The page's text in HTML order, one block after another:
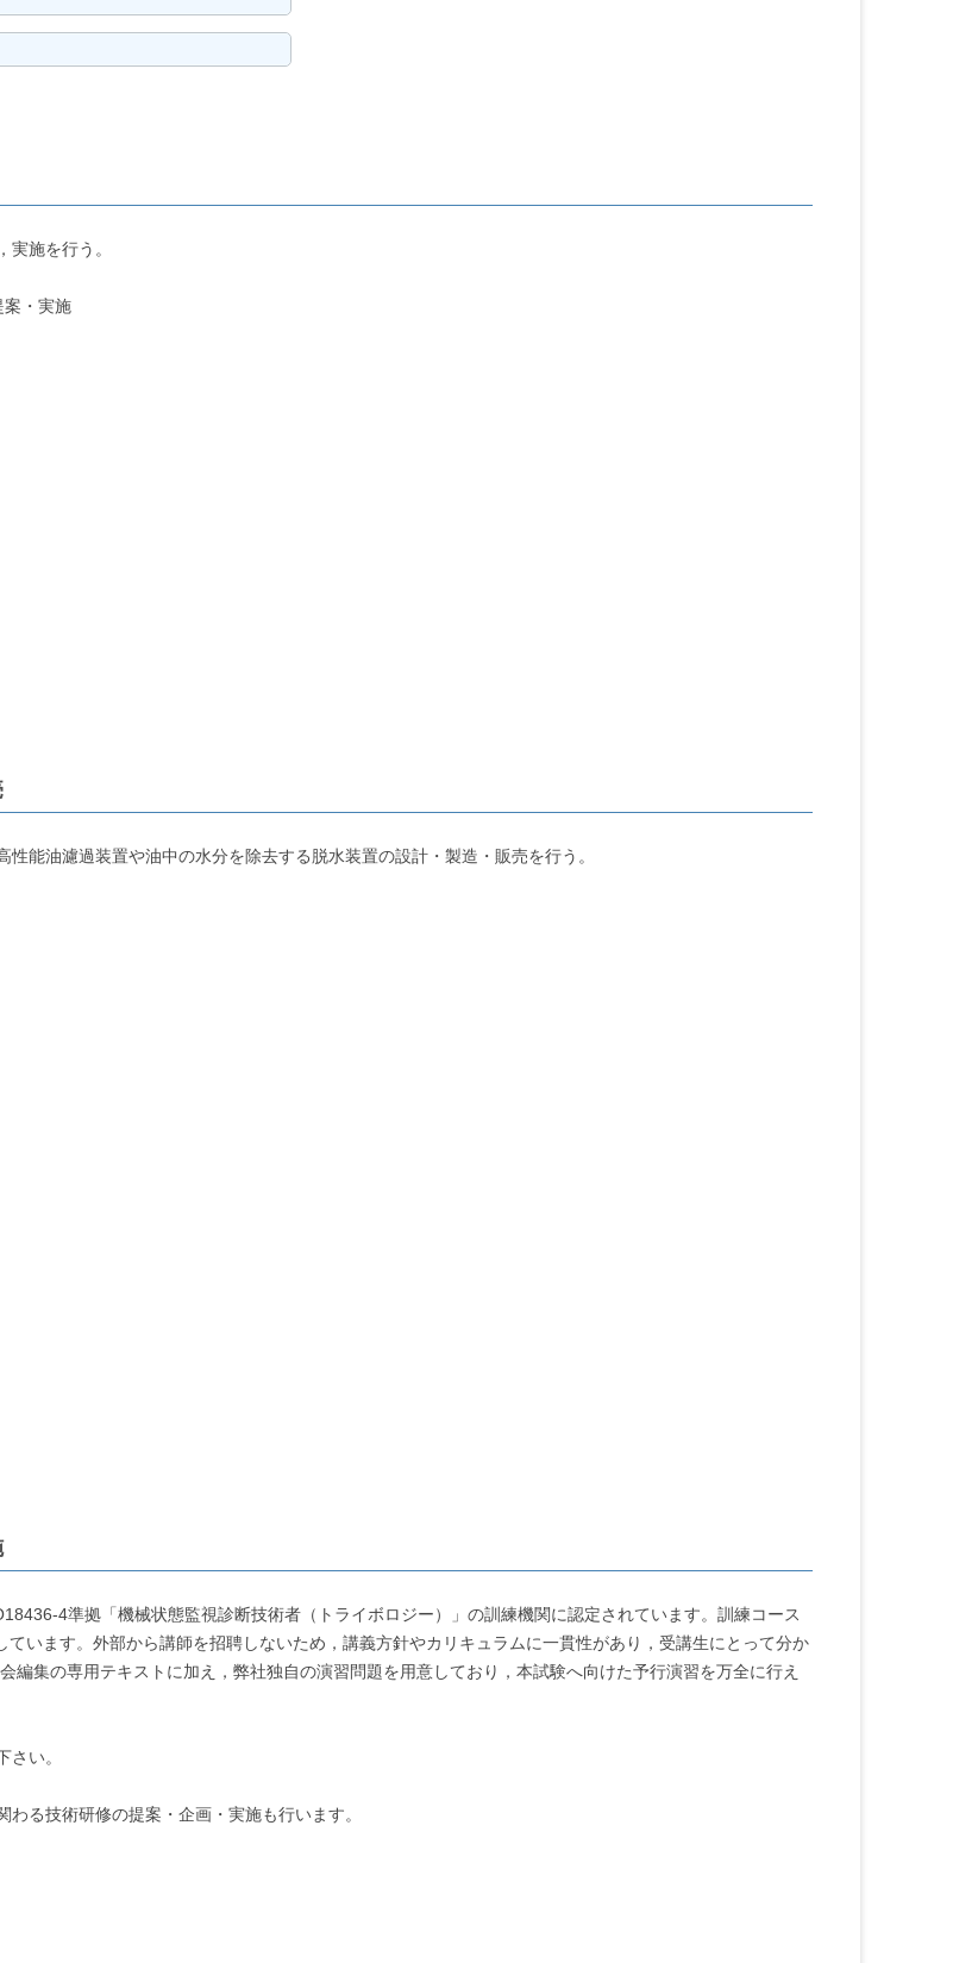
施を行う。
・実施
能油濾過装置や油中の水分を除去する脱水装置の設計・製造・販売を行う。
4準拠「機械状態監視診断技術者（トライボロジー）」の訓練機関に認定されています。訓練コース
います。外部から講師を招聘しないため，講義方針やカリキュラムに一貫性があり，受講生にとって分か
編集の専用テキストに加え，弊社独自の演習問題を用意しており，本試験へ向けた予行演習を万全に行え
い。
る技術研修の提案・企画・実施も行います。